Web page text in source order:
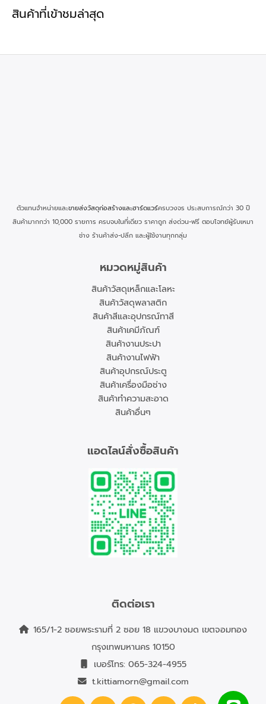
สินค้าที่เข้าชมล่าสุด
ตัวแทนจำหน่ายและขายส่งวัสดุก่อสร้างและฮาร์ดแวร์ครบวงจร ประสบการณ์กว่า 30 ปี
สินค้ามากกว่า 10,000 รายการ ครบจบในที่เดียว ราคาถูก ส่งด่วน-ฟรี ตอบโจทย์ผู้รับเหมา
ช่าง ร้านค้าส่ง-ปลีก และผู้ใช้งานทุกกลุ่ม
หมวดหมู่สินค้า
สินค้าวัสดุเหล็กและโลหะ
สินค้าวัสดุพลาสติก
สินค้าสีและอุปกรณ์ทาสี
สินค้าเคมีภัณฑ์
สินค้างานประปา
สินค้างานไฟฟ้า
สินค้าอุปกรณ์ประตู
สินค้าเครื่องมือช่าง
สินค้าทำความสะอาด
สินค้าอื่นๆ
แอดไลน์สั่งซื้อสินค้า
ติดต่อเรา
165/1-2 ซอยพระรามที่ 2 ซอย 18 แขวงบางมด เขตจอมทอง
กรุงเทพมหานคร 10150
เบอร์โทร: 065-324-4955
t.kittiamorn@gmail.com